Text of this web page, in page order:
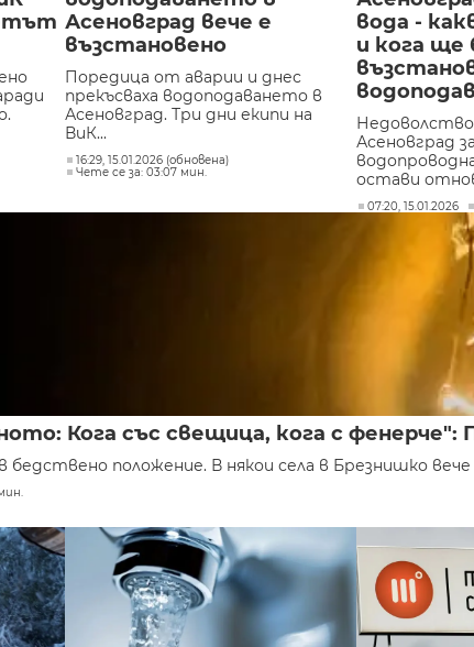
Асеновград вече е
възстановено
Поредица от аварии и днес
прекъсваха водоподаването в
Асеновград. Три дни екипи на
ВиК...
16:29, 15.01.2026 (обновена)
Чете се за: 03:07 мин.
вода -
и кога ще
Асеновград
остави
07:20, 15.01.2026
Кога със свещица, кога с
положение. В някои села в Брезнишко вече